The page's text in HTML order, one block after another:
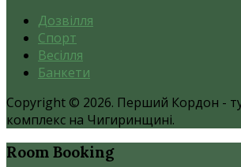
Дозвілля
Спорт
Весілля
Банкети
Copyright © 2026. Перший Кордон -
комплекс на Чигиринщині.
Room Booking